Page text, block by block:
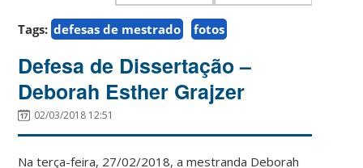
Tags: defesas de mestrado fotos
Defesa de Dissertação –
Deborah Esther Grajzer
02/03/2018 12:51
Na terça-feira, 27/02/2018, a mestranda Deborah